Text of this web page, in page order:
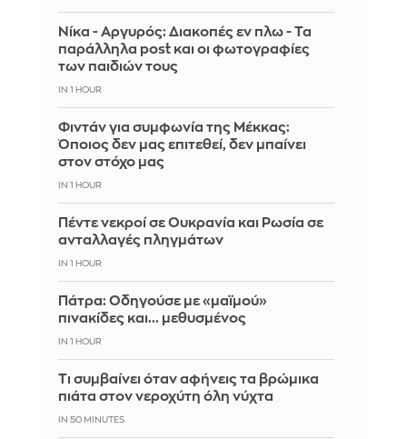
Νίκα - Αργυρός: Διακοπές εν πλω - Τα
παράλληλα post και οι φωτογραφίες
των παιδιών τους
IN 1 HOUR
Φιντάν για συμφωνία της Μέκκας:
Όποιος δεν μας επιτεθεί, δεν μπαίνει
στον στόχο μας
IN 1 HOUR
Πέντε νεκροί σε Ουκρανία και Ρωσία σε
ανταλλαγές πληγμάτων
IN 1 HOUR
Πάτρα: Οδηγούσε με «μαϊμού»
πινακίδες και... μεθυσμένος
IN 1 HOUR
Τι συμβαίνει όταν αφήνεις τα βρώμικα
πιάτα στον νεροχύτη όλη νύχτα
IN 50 MINUTES